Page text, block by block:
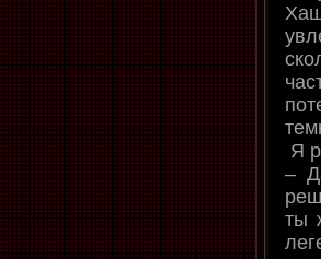
Я
–
ты